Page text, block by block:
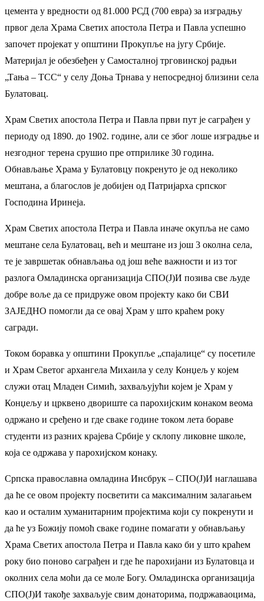
цемента у вредности од 81.000 РСД (700 евра) за изградњу
првог дела Храма Светих апостола Петра и Павла успешно
започет пројекат у општини Прокупље на југу Србије.
Материјал је обезбеђен у Самосталној трговинској радњи
„Тања – ТСС“ у селу Доња Трнава у непосредној близини села
Булатовац.
Храм Светих апостола Петра и Павла први пут је саграђен у
периоду од 1890. до 1902. године, али се због лоше изградње и
незгодног терена срушио пре отприлике 30 година.
Обнављање Храма у Булатовцу покренуто је од неколико
мештана, а благослов је добијен од Патријарха српског
Господина Иринеја.
Храм Светих апостола Петра и Павла иначе окупља не само
мештане села Булатовац, већ и мештане из још 3 околна села,
те је завршетак обнављања од још веће важности и из тог
разлога Омладинска организација СПО(Ј)И позива све људе
добре воље да се придруже овом пројекту како би СВИ
ЗАЈЕДНО помогли да се овај Храм у што краћем року
сагради.
Током боравка у општини Прокупље „спајалице“ су посетиле
и Храм Светог архангела Михаила у селу Конџељ у којем
служи отац Младен Симић, захваљујући којем је Храм у
Конџељу и црквено двориште са парохијским конаком веома
одржано и сређено и где сваке године током лета бораве
студенти из разних крајева Србије у склопу ликовне школе,
која се одржава у парохијском конаку.
Српска православна омладина Инсбрук – СПО(Ј)И наглашава
да ће се овом пројекту посветити са максималним залагањем
као и осталим хуманитарним пројектима који су покренути и
да ће уз Божију помоћ сваке године помагати у обнављању
Храма Светих апостола Петра и Павла како би у што краћем
року био поново саграђен и где ће парохијани из Булатовца и
околних села моћи да се моле Богу. Омладинска организација
СПО(Ј)И такође захваљује свим донаторима, подржаваоцима,